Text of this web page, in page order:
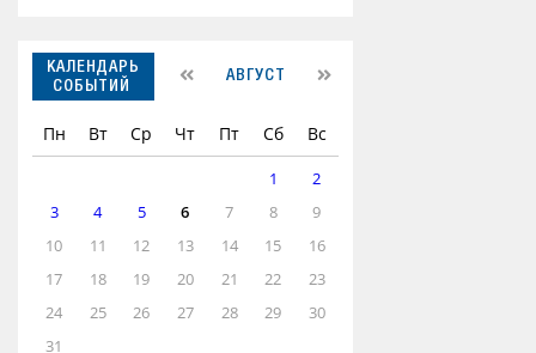
КАЛЕНДАРЬ
СОБЫТИЙ
АВГУСТ
Пн Вт Ср Чт Пт Сб Вс
1
2
3
4 5 6 7 8
9
10
11 12 13 14 15
16
17
18 19 20 21 22
23
24
25 26 27 28 29
30
31